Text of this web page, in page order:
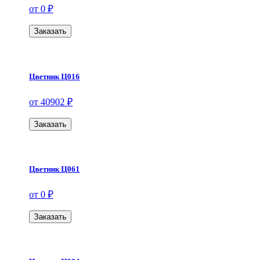
от 0 ₽
Заказать
Цветник Ц016
от 40902 ₽
Заказать
Цветник Ц061
от 0 ₽
Заказать